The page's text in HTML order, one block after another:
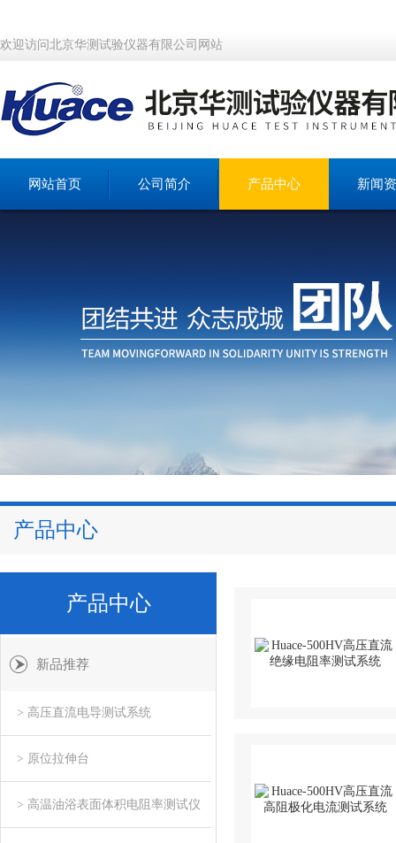
欢迎访问北京华测试验仪器有限公司网站
网站首页 公司简介 产品中心 新闻
产品中心
产品中心
新品推荐
> 高压直流电导测试系统
> 原位拉伸台
> 高温油浴表面体积电阻率测试仪